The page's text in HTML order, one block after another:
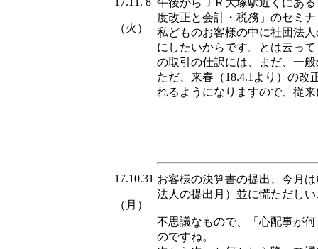
（火）
午後からＪＲ大塚駅近くにあ
度改正と会計・税務」のセミ
私どものお客様の中に社団法
にしたいからです。とは云っ
の取引の仕訳には、まだ、一
ただ、来春（18.4.1より）の
れるようになりますので、従
17.10.31
（月）
お客様の決算書の提出、今月
法人の提出月）並に慌ただし
不思議なもので、「心配事が
のですね。